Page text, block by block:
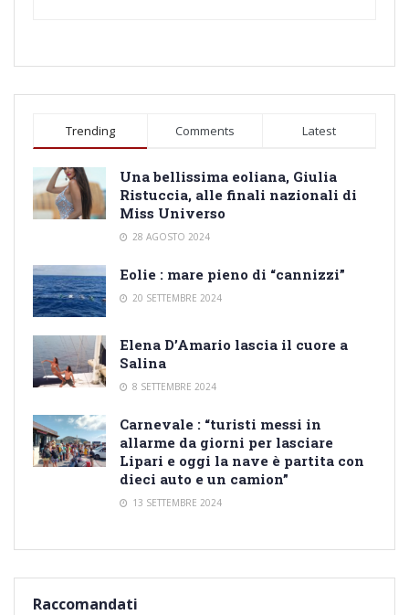
Trending Comments Latest
Una bellissima eoliana, Giulia
Ristuccia, alle finali nazionali di
Miss Universo
28 AGOSTO 2024
Eolie : mare pieno di “cannizzi”
20 SETTEMBRE 2024
Elena D’Amario lascia il cuore a
Salina
8 SETTEMBRE 2024
Carnevale : “turisti messi in
allarme da giorni per lasciare
Lipari e oggi la nave è partita con
dieci auto e un camion”
13 SETTEMBRE 2024
Raccomandati